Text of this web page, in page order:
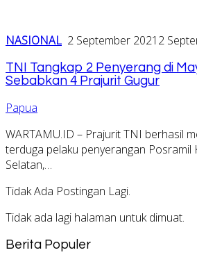
NASIONAL 2 September 2021 2
TNI Tangkap 2 Penyerang di
Sebabkan 4 Prajurit Gugur
Papua
WARTAMU.ID – Prajurit TNI berhasil
terduga pelaku penyerangan Posramil
Selatan,…
Tidak Ada Postingan Lagi.
Tidak ada lagi halaman untuk dimuat.
Berita Populer